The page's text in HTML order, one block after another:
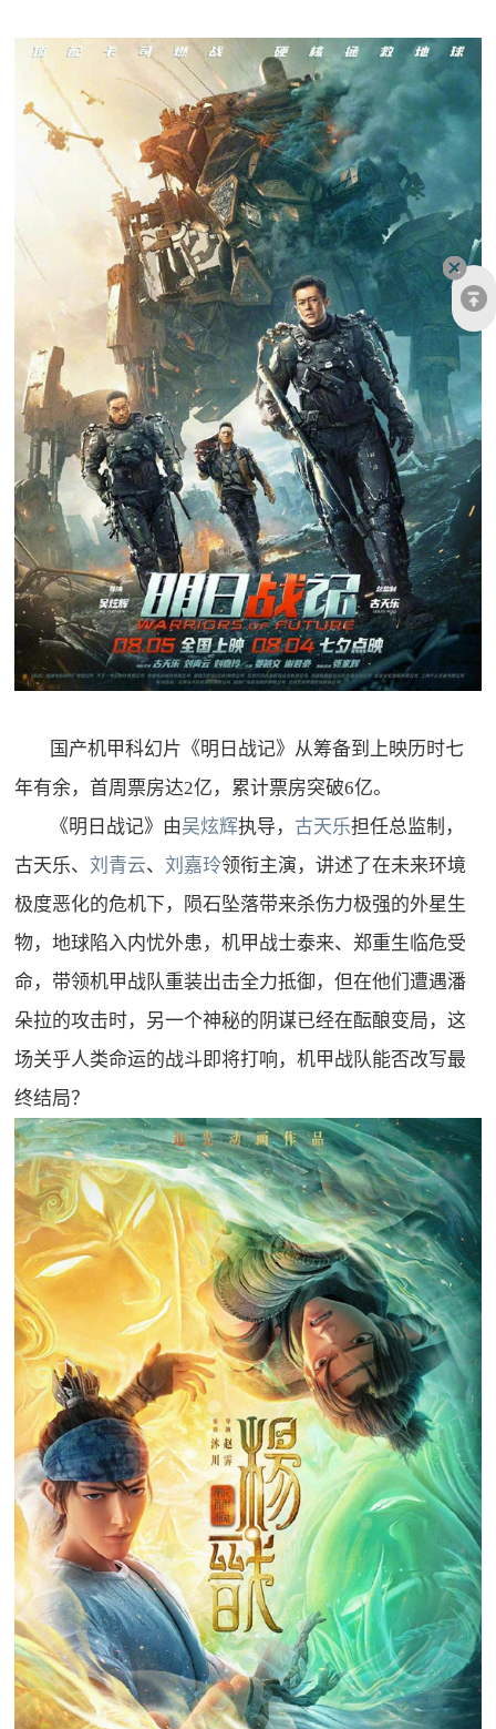
国产机甲科幻片《明日战记》从筹备到上映历时七
年有余，首周票房达2亿，累计票房突破6亿。
《明日战记》由吴炫辉执导， 古天乐担任总监制，
古天乐、刘青云、刘嘉玲领衔主演，讲述了在未来环境
极度恶化的危机下，陨石坠落带来杀伤力极强的外星生
物，地球陷入内忧外患，机甲战士泰来、郑重生临危受
命，带领机甲战队重装出击全力抵御，但在他们遭遇潘
朵拉的攻击时，另一个神秘的阴谋已经在酝酿变局，这
场关乎人类命运的战斗即将打响，机甲战队能否改写最
终结局？